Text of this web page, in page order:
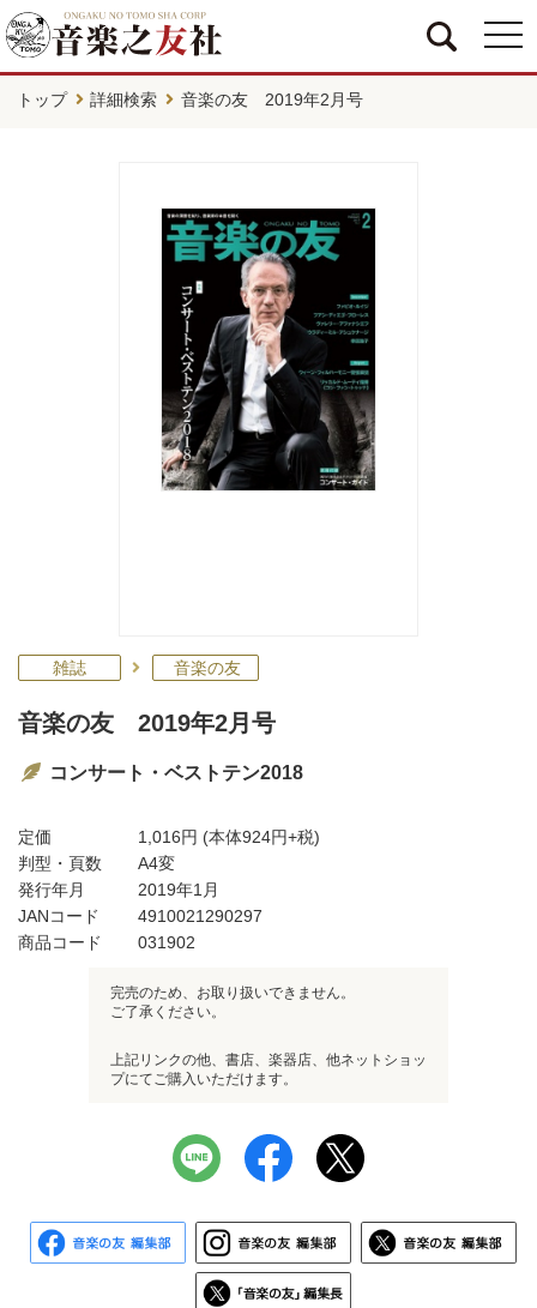
トップ 詳細検索 音楽の友 2019年2月号
雑誌 音楽の友
音楽の友 2019年2月号
コンサート・ベストテン2018
定価 1,016円 (本体924円+税)
判型・頁数
A4変
発行年月
2019年1月
JANコード
4910021290297
商品コード
031902
完売のため、お取り扱いできません。
ご了承ください。
上記リンクの他、書店、楽器店、他ネットショッ
プにてご購入いただけます。